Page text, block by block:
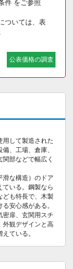
件 をご参照
ついては、表
公表価格の調査
用して製造された
、工場、倉庫、
部などで幅広く
滑な構造）のドア
ている。鋼製なら
ども特長で、木製
安心感がある。
密扉、玄関用スチ
外観デザインと高
ている。